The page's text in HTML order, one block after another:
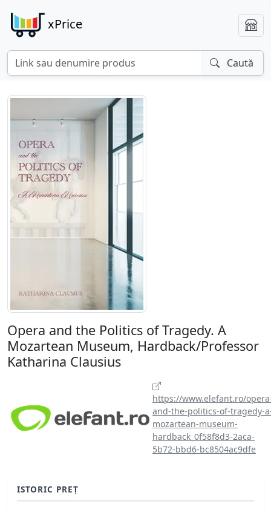
xPrice
Caută
Opera and the Politics of Tragedy. A
Mozartean Museum, Hardback/Professor
Katharina Clausius
https://www.elefant.ro/
and-the-politics-of-tragedy-
mozartean-museum-
hardback_0f58f8d3-2aca-
5b72-bbd6-bc8504ac9dfe
ISTORIC PREȚ